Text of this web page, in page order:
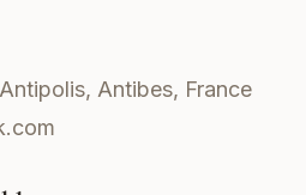
Antibes, France